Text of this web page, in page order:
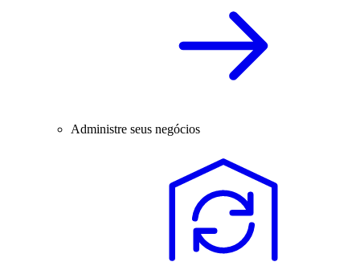
Administre seus negócios